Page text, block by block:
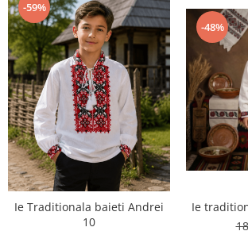
-59%
Ie Traditionala baieti Andrei
10
-48%
Ie